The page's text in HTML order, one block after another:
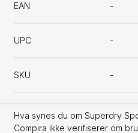
EAN -
UPC -
SKU -
Hva synes du om Superdry
Compira ikke verifiserer om